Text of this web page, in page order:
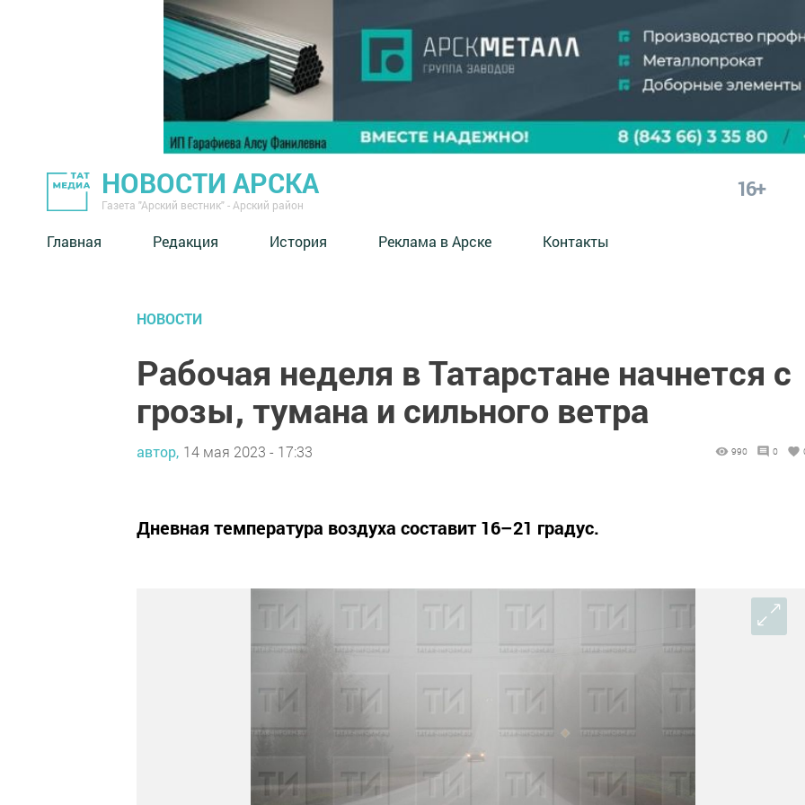
НОВОСТИ АРСКА
Газета "Арский вестник" - Арский район
16+
Главная Редакция История Реклама в Арске Контакты
НОВОСТИ
Рабочая неделя в Татарстане начнется с
грозы, тумана и сильного ветра
автор, 14 мая 2023 - 17:33 990 0
Дневная температура воздуха составит 16–21 градус.